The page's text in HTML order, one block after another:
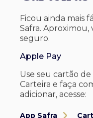
Ficou ainda mais
Safra. Aproximou,
seguro.
Apple Pay
Use seu cartão
Carteira e faça
adicionar, acesse:
App Safra